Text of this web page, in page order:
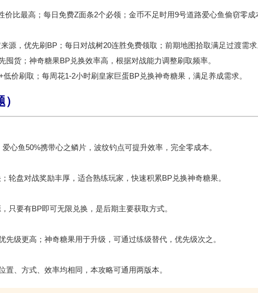
价比最高；每日免费Z面条2个必领；金币不足时用9号道路爱心鱼偷窃零成
源，优先刷BP；每日对战树20连胜免费领取；前期地图拾取满足过渡需
囤货；神奇糖果BP兑换效率高，根据对战能力调整刷取频率。
价刷取；每周花1-2小时刷皇家巨蛋BP兑换神奇糖果，满足养成需求。
心鱼50%携带心之鳞片，波纹钓点可提升效率，完全零成本。
轮盘对战奖励丰厚，适合熟练玩家，快速积累BP兑换神奇糖果。
只要有BP即可无限兑换，是后期主要获取方式。
级更高；神奇糖果用于升级，可通过练级替代，优先级次之。
、方式、效率均相同，本攻略可通用两版本。